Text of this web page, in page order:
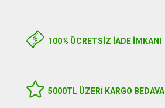
100% ÜCRETSİZ İADE İMKANI
5000TL ÜZERI KARGO BEDAVA